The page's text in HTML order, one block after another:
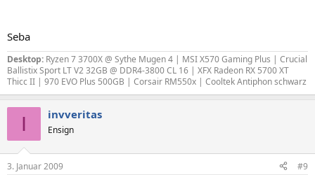
Seba
Desktop: Ryzen 7 3700X @ Sythe Mugen 4 | MSI X570 Gaming Plus | Crucial
Ballistix Sport LT V2 32GB @ DDR4-3800 CL 16 | XFX Radeon RX 5700 XT
Thicc II | 970 EVO Plus 500GB | Corsair RM550x | Cooltek Antiphon schwarz
I invveritas
Ensign
3. Januar 2009 #9